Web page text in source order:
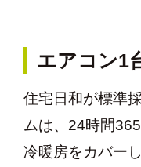
エアコン1
住宅日和が標準
ムは、24時間
冷暖房をカバーし